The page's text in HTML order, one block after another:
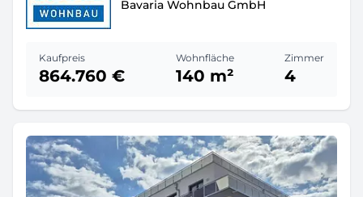
Bavaria Wohnbau GmbH
Kaufpreis
864.760 €
Wohnfläche
140 m²
Zimmer
4